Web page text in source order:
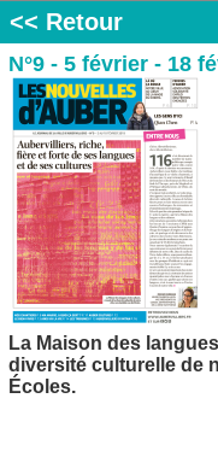
<< Retour
N°9 - 5 février - 18
La Maison des
diversité culturelle de
Écoles.